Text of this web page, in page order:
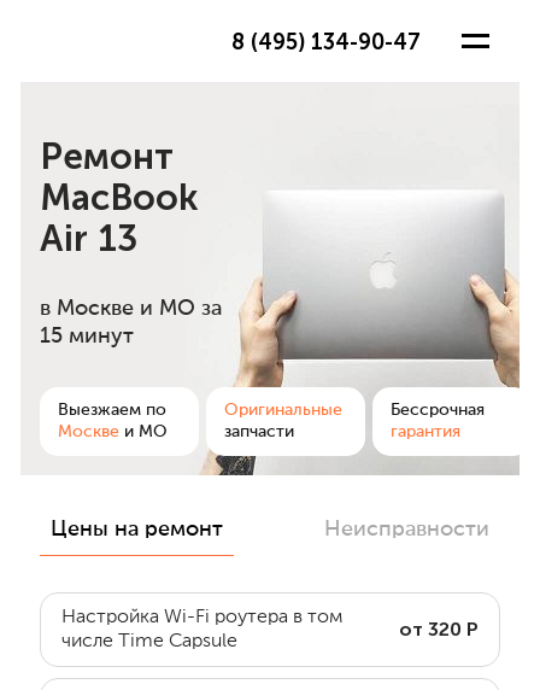
8 (495) 134-90-47
Ремонт
MacBook
Air 13
в Москве и МО за
15 минут
Выезжаем по
Москве и МО
Оригинальные
запчасти
Бессрочная
гарантия
Цены на ремонт Неисправности
Настройка Wi-Fi роутера в том
числе Time Capsule
от 320 Р